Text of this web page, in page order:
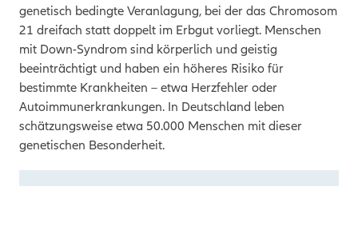
genetisch bedingte Veranlagung, bei der das Chromosom
21 dreifach statt doppelt im Erbgut vorliegt. Menschen
mit Down-Syndrom sind körperlich und geistig
beeinträchtigt und haben ein höheres Risiko für
bestimmte Krankheiten – etwa Herzfehler oder
Autoimmunerkrankungen. In Deutschland leben
schätzungsweise etwa 50.000 Menschen mit dieser
genetischen Besonderheit.